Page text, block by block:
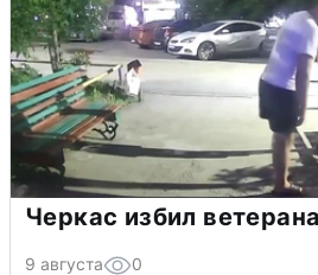
Черкас избил
9 августа 0